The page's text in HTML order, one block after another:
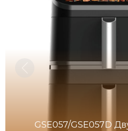
GSE057/GSE057D